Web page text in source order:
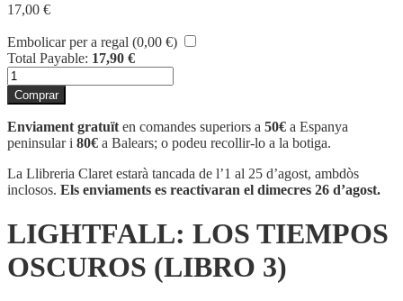
17,00 €
Embolicar per a regal (0,00 €)
Total Payable: 17,90 €
quantitat
de
LIGHTFALL:
LOS
TIEMPOS
OSCUROS
(LIBRO
3)
Comprar
Enviament gratuït en comandes superiors a 50€ a Espanya
peninsular i 80€ a Balears; o podeu recollir-lo a la botiga.
La Llibreria Claret estarà tancada de l’1 al 25 d’agost, ambdòs
inclosos. Els enviaments es reactivaran el dimecres 26 d’agost.
LIGHTFALL: LOS TIEMPOS
OSCUROS (LIBRO 3)